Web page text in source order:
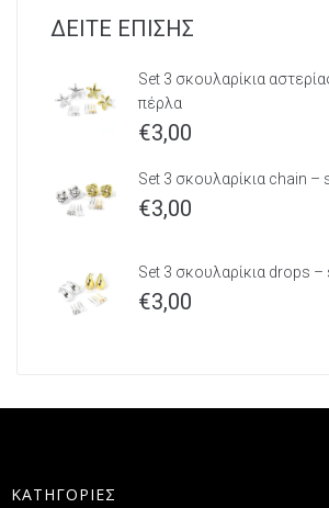
ΔΕΙΤΕ ΕΠΙΣΗΣ
Set 3 σκουλαρίκια
πέρλα
€3,00
Set 3 σκουλαρίκια chain
€3,00
Set 3 σκουλαρίκια drops
€3,00
ΚΑΤΗΓΟΡΙΕΣ